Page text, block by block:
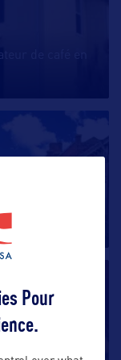
de café en
Bardstown
reliant
Pour